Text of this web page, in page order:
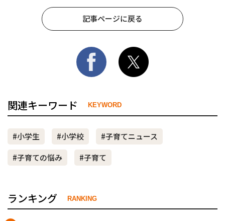
記事ページに戻る
関連キーワード KEYWORD
#小学生 #小学校
#子育てニュース
#子育ての悩み
#子育て
ランキング RANKING